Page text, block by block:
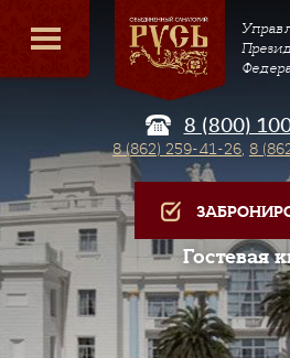
8 (800)
8 (862) 259-41-26, 8
Гостевая